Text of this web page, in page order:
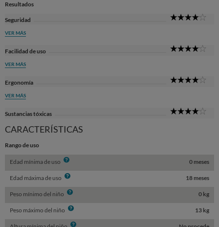
Resultados
Seguridad
VER MÁS
Facilidad de uso
VER MÁS
Ergonomía
VER MÁS
Sustancias tóxicas
CARACTERÍSTICAS
Rango de uso
Edad mínima de uso Info 0 meses
Edad máxima de uso Info 18 meses
Peso mínimo del niño Info 0 kg
Peso máximo del niño Info 13 kg